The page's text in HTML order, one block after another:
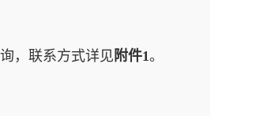
，联系方式详见 附件1。